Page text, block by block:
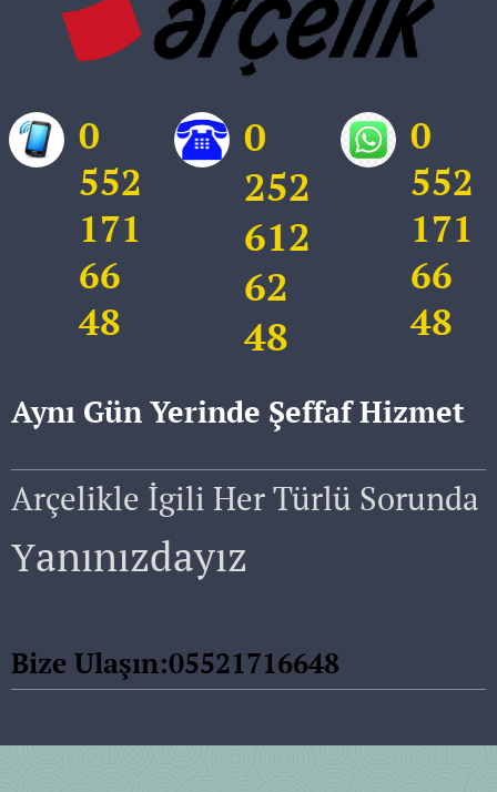
0
552
171
66
48
0
252
612
62
48
0
552
171
66
48
Aynı Gün Yerinde Şeffaf Hizmet
Arçelikle İgili Her Türlü Sorunda
Yanınızdayız
Bize Ulaşın:05521716648